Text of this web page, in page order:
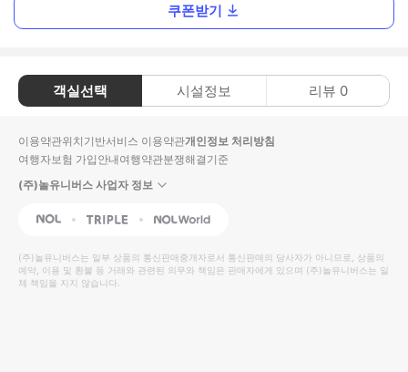
쿠폰받기
객실선택 시설정보 리뷰 0
이용약관위치기반서비스 이용약관개인정보 처리방침
여행자보험 가입안내여행약관분쟁해결기준
(주)놀유니버스 사업자 정보
NOL Triple Interpark Global
(주)놀유니버스는 일부 상품의 통신판매중개자로서 통신판매의 당사자가 아니므로, 상품의
예약, 이용 및 환불 등 거래와 관련된 의무와 책임은 판매자에게 있으며 (주)놀유니버스는 일
체 책임을 지지 않습니다.